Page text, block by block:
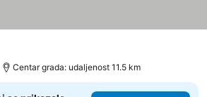
Centar grada: udaljenost 11.5 km